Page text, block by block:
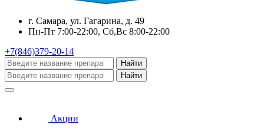
г. Самара, ул. Гагарина, д. 49
Пн-Пт 7:00-22:00, Сб,Вс 8:00-22:00
+7(846)379-20-14
Найти
Найти
Акции